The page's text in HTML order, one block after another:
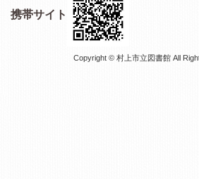
携帯サイト
Copyright © 村上市立図書館 All